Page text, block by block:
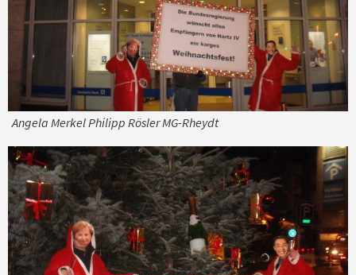
Angela Merkel Philipp Rösler MG-Rheydt